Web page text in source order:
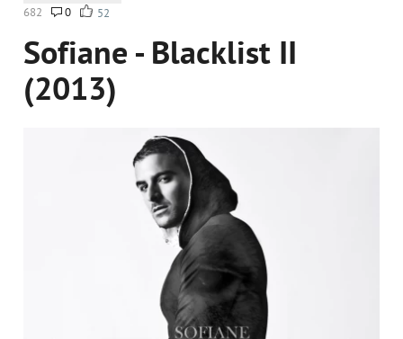
682
0 52
Sofiane - Blacklist II
(2013)